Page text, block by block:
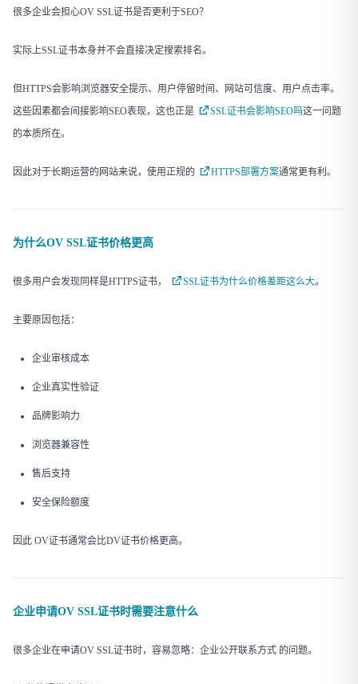
很多企业会担心OV SSL证书是否更利于SEO？
实际上SSL证书本身并不会直接决定搜索排名。
但HTTPS会影响浏览器安全提示、用户停留时间、网站可信度、用户点击率。
这些因素都会间接影响SEO表现，这也正是
SSL证书会影响SEO吗这一问题
的本质所在。
因此对于长期运营的网站来说，使用正规的 HTTPS部署方案通常更有利。
为什么OV SSL证书价格更高
很多用户会发现同样是HTTPS证书， SSL证书为什么价格差距这么大。
主要原因包括：
企业审核成本
企业真实性验证
品牌影响力
浏览器兼容性
售后支持
安全保险额度
因此 OV证书通常会比DV证书价格更高。
企业申请OV SSL证书时需要注意什么
很多企业在申请OV SSL证书时，容易忽略：企业公开联系方式 的问题。